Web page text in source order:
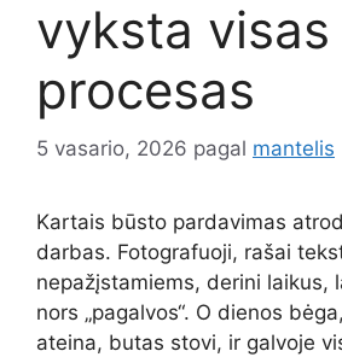
vyksta visas
procesas
5 vasario, 2026 pagal mantelis
Kartais būsto pardavimas
darbas. Fotografuoji, rašai
nepažįstamiems, derini laikus,
nors „pagalvos“. O dienos
ateina, butas stovi, ir galvoje